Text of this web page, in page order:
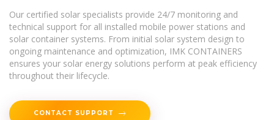
Our certified solar specialists provide 24/7 monitoring and
technical support for all installed mobile power stations and
solar container systems. From initial solar system design to
ongoing maintenance and optimization, IMK CONTAINERS
ensures your solar energy solutions perform at peak efficiency
throughout their lifecycle.
CONTACT SUPPORT